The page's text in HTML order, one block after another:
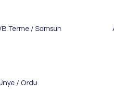
B Terme / Samsun
/ Ordu